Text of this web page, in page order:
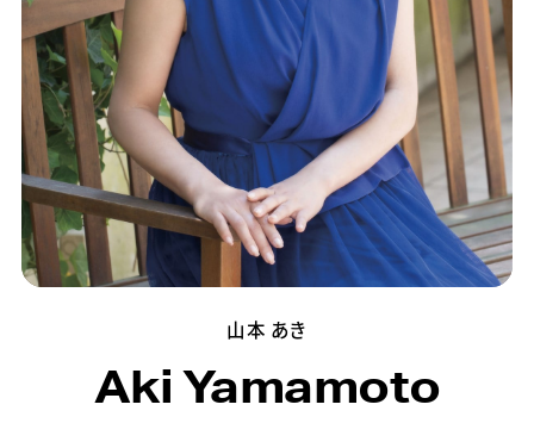
山本 あき
Aki Yamamoto